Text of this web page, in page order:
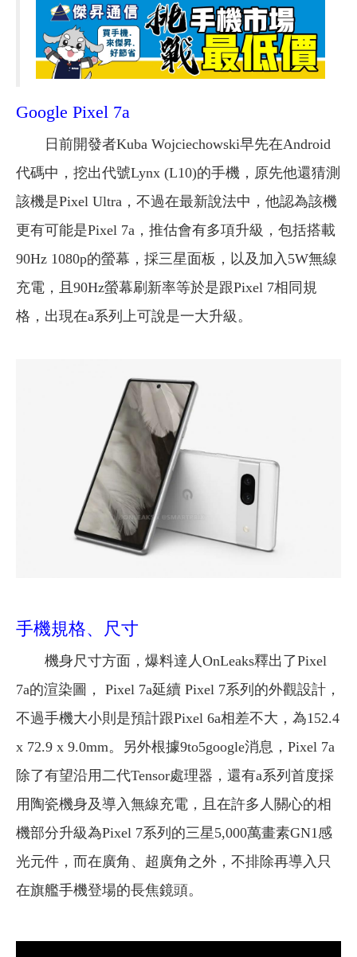
Google Pixel 7a
日前開發者Kuba Wojciechowski早先在Android
代碼中，挖出代號Lynx (L10)的手機，原先他還猜測
該機是Pixel Ultra，不過在最新說法中，他認為該機
更有可能是Pixel 7a，推估會有多項升級，包括搭載
90Hz 1080p的螢幕，採三星面板，以及加入5W無線
充電，且90Hz螢幕刷新率等於是跟Pixel 7相同規
格，出現在a系列上可說是一大升級。
手機規格、尺寸
機身尺寸方面，爆料達人OnLeaks釋出了Pixel
7a的渲染圖， Pixel 7a延續 Pixel 7系列的外觀設計，
不過手機大小則是預計跟Pixel 6a相差不大，為152.4
x 72.9 x 9.0mm。另外根據9to5google消息，Pixel 7a
除了有望沿用二代Tensor處理器，還有a系列首度採
用陶瓷機身及導入無線充電，且在許多人關心的相
機部分升級為Pixel 7系列的三星5,000萬畫素GN1感
光元件，而在廣角、超廣角之外，不排除再導入只
在旗艦手機登場的長焦鏡頭。